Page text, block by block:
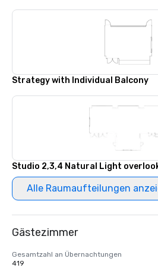
Strategy with Individual Balcony
Studio 2,3,4 Natural Light
Alle Raumaufteilungen
Gästezimmer
Gesamtzahl an Übernachtungen
419